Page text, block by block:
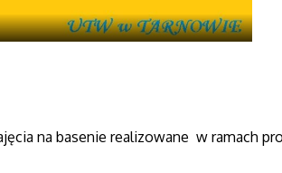
na basenie realizowane w ramach